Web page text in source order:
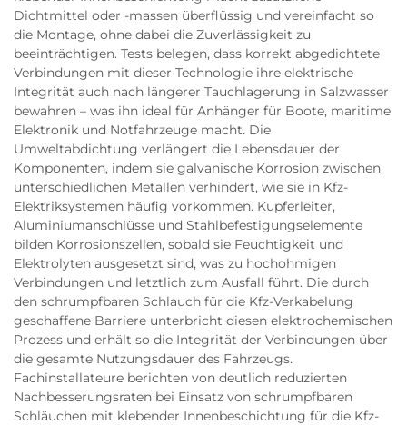
Dichtmittel oder -massen überflüssig und vereinfacht so
die Montage, ohne dabei die Zuverlässigkeit zu
beeinträchtigen. Tests belegen, dass korrekt abgedichtete
Verbindungen mit dieser Technologie ihre elektrische
Integrität auch nach längerer Tauchlagerung in Salzwasser
bewahren – was ihn ideal für Anhänger für Boote, maritime
Elektronik und Notfahrzeuge macht. Die
Umweltabdichtung verlängert die Lebensdauer der
Komponenten, indem sie galvanische Korrosion zwischen
unterschiedlichen Metallen verhindert, wie sie in Kfz-
Elektriksystemen häufig vorkommen. Kupferleiter,
Aluminiumanschlüsse und Stahlbefestigungselemente
bilden Korrosionszellen, sobald sie Feuchtigkeit und
Elektrolyten ausgesetzt sind, was zu hochohmigen
Verbindungen und letztlich zum Ausfall führt. Die durch
den schrumpfbaren Schlauch für die Kfz-Verkabelung
geschaffene Barriere unterbricht diesen elektrochemischen
Prozess und erhält so die Integrität der Verbindungen über
die gesamte Nutzungsdauer des Fahrzeugs.
Fachinstallateure berichten von deutlich reduzierten
Nachbesserungsraten bei Einsatz von schrumpfbaren
Schläuchen mit klebender Innenbeschichtung für die Kfz-